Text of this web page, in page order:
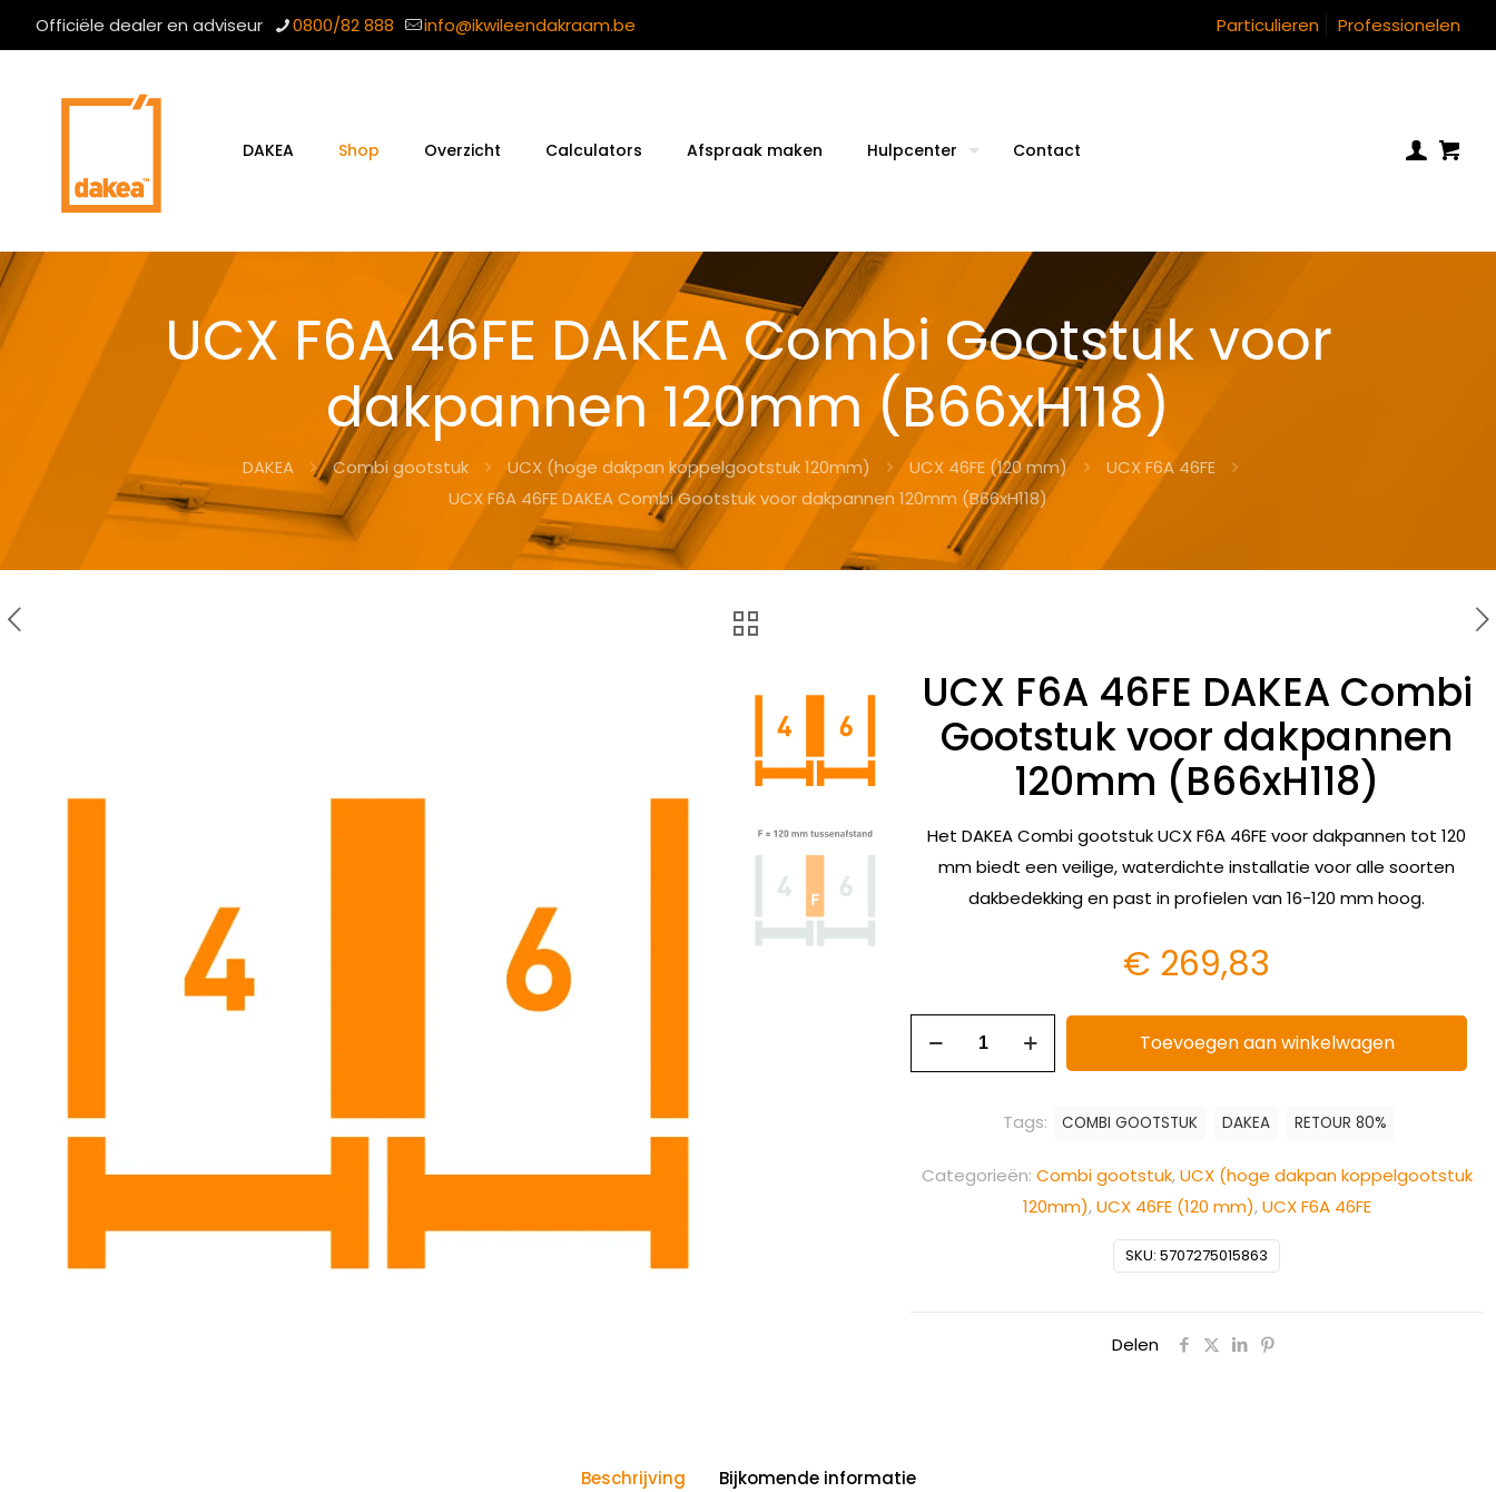
Officiële dealer en adviseur 0800/82 888 info@ikwileendakraam.be Particulieren Professionelen
DAKEA Shop Overzicht Calculators Afspraak maken Hulpcenter Contact
UCX F6A 46FE DAKEA Combi Gootstuk voor
dakpannen 120mm (B66xH118)
DAKEA Combi gootstuk UCX (hoge dakpan koppelgootstuk 120mm) UCX 46FE (120 mm)
UCX F6A 46FE
UCX F6A 46FE DAKEA Combi Gootstuk voor dakpannen 120mm (B66xH118)
UCX F6A 46FE DAKEA Combi
Gootstuk voor dakpannen
120mm (B66xH118)
Het DAKEA Combi gootstuk UCX F6A 46FE voor dakpannen tot 120
mm biedt een veilige, waterdichte installatie voor alle soorten
dakbedekking en past in profielen van 16-120 mm hoog.
€ 269,83
Toevoegen aan winkelwagen
SKU:5707275015863
Categorieën: Combi gootstuk,UCX (hoge dakpan koppelgootstuk
120mm),UCX 46FE (120 mm),UCX F6A 46FE
Tags: COMBI GOOTSTUK DAKEA RETOUR 80%
Delen
Beschrijving Bijkomende informatie